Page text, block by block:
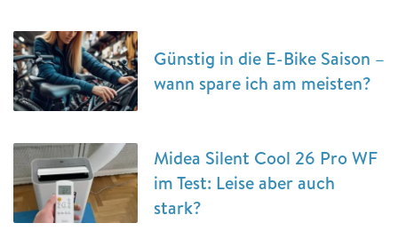
Günstig in die E-Bike Saison –
wann spare ich am meisten?
Midea Silent Cool 26 Pro WF
im Test: Leise aber auch
stark?